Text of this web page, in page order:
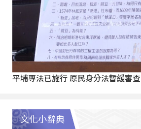
平埔專法已施行 原民身分法暫緩審查
文化小辭典